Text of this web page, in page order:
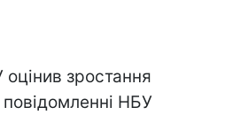
оцінив зростання
повідомленні НБУ